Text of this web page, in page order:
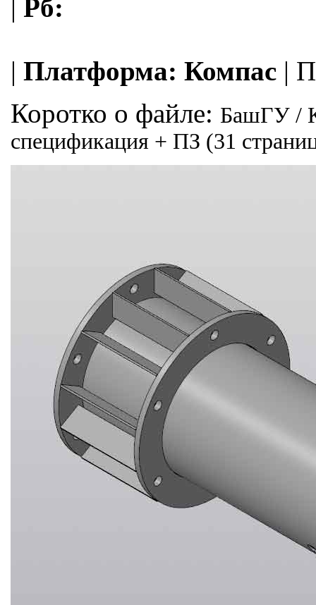
| Рб:
| Платформа: Компас |
Коротко о файле: БашГУ /
спецификация + ПЗ (31